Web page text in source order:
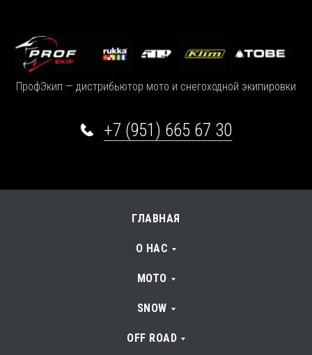
ПрофЭкип — дистрибьютор мото и снегоходной экипировки
+7 (951) 665 67 30
ГЛАВНАЯ
О НАС
МОТО
SNOW
OFF ROAD